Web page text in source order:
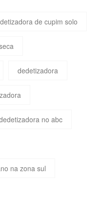
de cupim solo
dedetizadora
no abc
na zona sul